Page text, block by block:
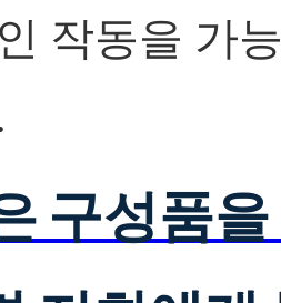
작동을 가
구성품